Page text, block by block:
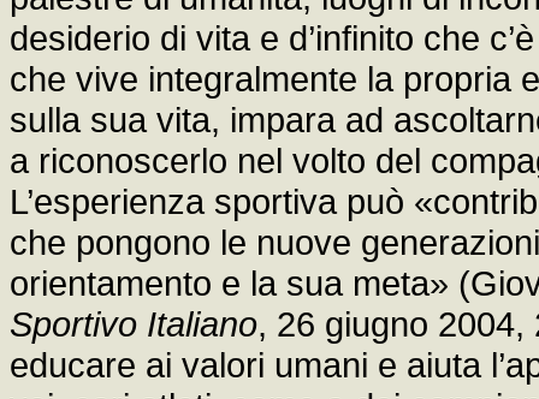
desiderio di vita e d’infinito che
che vive integralmente la propria
sulla sua vita, impara ad
a riconoscerlo nel volto del
L’esperienza sportiva può
che pongono le nuove
orientamento e la sua meta»
Sportivo Italiano, 26 giugno
educare ai valori umani e aiuta